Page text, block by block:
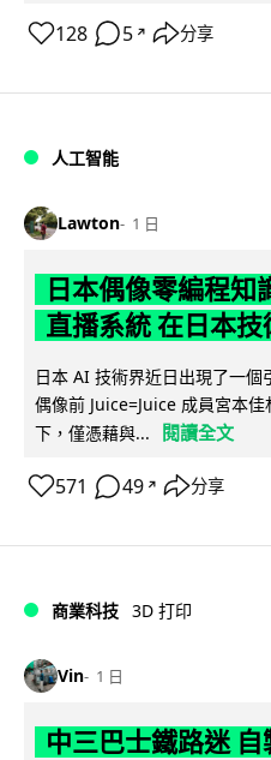
128 5 ↗ 分享
人工智能
Lawton 1 日
日本偶像零編程知
直播系統 在日本
日本 AI 技術界近日出現了一
偶像前 Juice=Juice 成員宮本
下，僅憑藉與...
閱讀全文
571 49 ↗ 分享
商業科技 3D 打印
Vin 1 日
中三巴士鐵路迷